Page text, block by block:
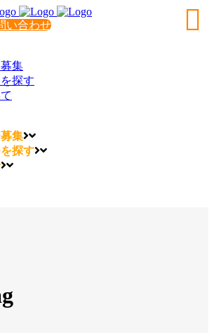
い合わせ
集
探す
集
探す